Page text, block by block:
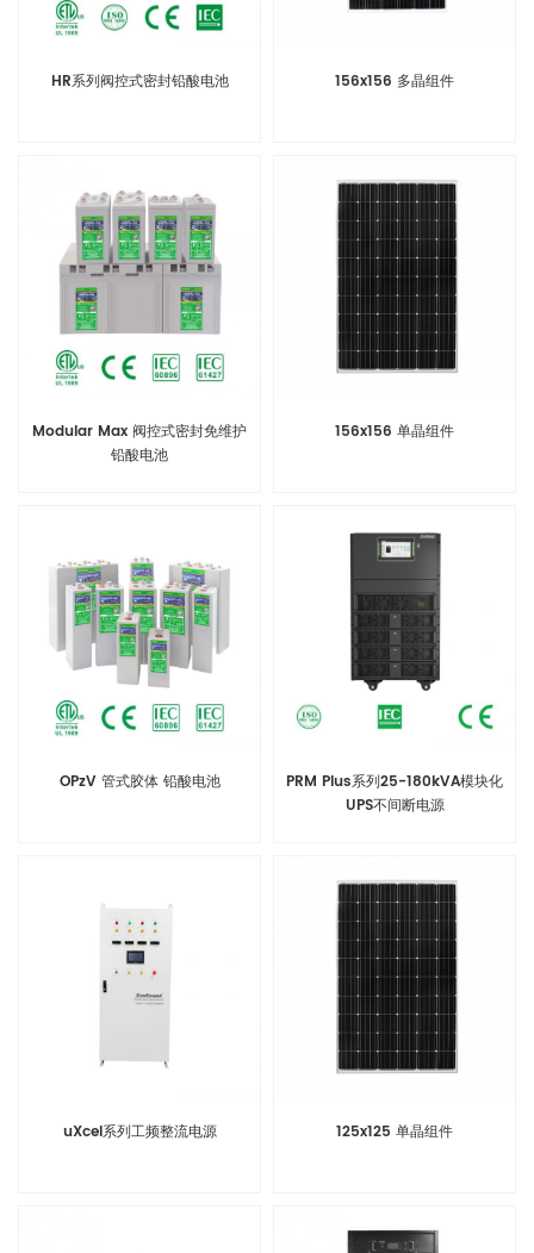
HR系列阀控式密封铅酸电池 156x156 多晶组件
Modular Max 阀控式密封免维护
铅酸电池
156x156 单晶组件
OPzV 管式胶体 铅酸电池
PRM Plus系列25-180kVA模块化
UPS不间断电源
uXcel系列工频整流电源 125x125 单晶组件